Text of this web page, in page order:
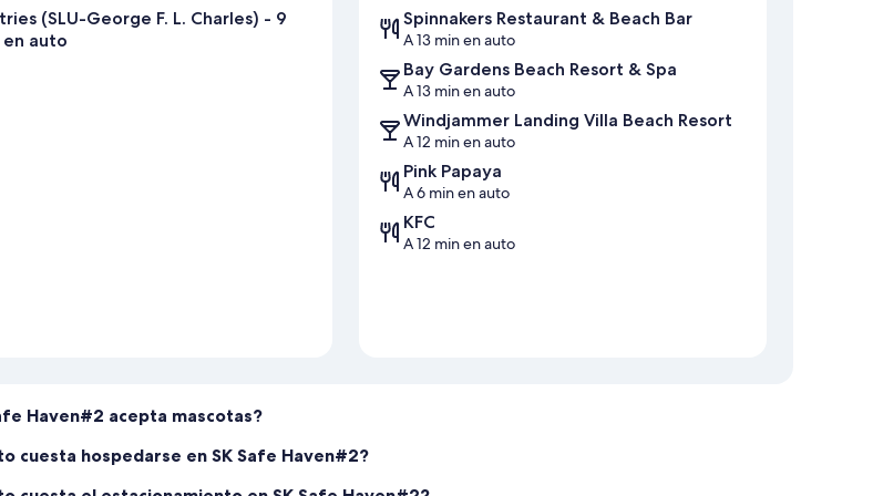
(SLU-George F. L. Charles) - 9
en auto
Spinnakers Restaurant & Beach Bar
A 13 min en auto
Bay Gardens Beach Resort & Spa
A 13 min en auto
Windjammer Landing Villa Beach Resort
A 12 min en auto
Pink Papaya
A 6 min en auto
KFC
A 12 min en auto
Haven#2 acepta mascotas?
cuesta hospedarse en SK Safe Haven#2?